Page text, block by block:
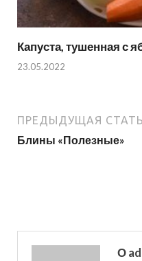
Капуста, тушенная с
23.05.2022
ПРЕДЫДУЩАЯ
Блины «Полезные»
О